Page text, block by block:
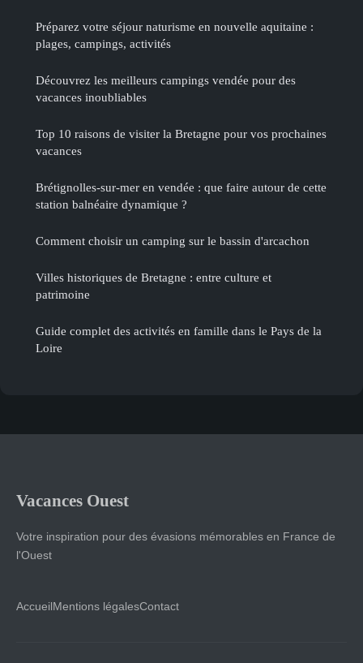
Préparez votre séjour naturisme en nouvelle aquitaine :
plages, campings, activités
Découvrez les meilleurs campings vendée pour des
vacances inoubliables
Top 10 raisons de visiter la Bretagne pour vos prochaines
vacances
Brétignolles-sur-mer en vendée : que faire autour de cette
station balnéaire dynamique ?
Comment choisir un camping sur le bassin d'arcachon
Villes historiques de Bretagne : entre culture et
patrimoine
Guide complet des activités en famille dans le Pays de la
Loire
Vacances Ouest
Votre inspiration pour des évasions mémorables en France de
l'Ouest
AccueilMentions légalesContact